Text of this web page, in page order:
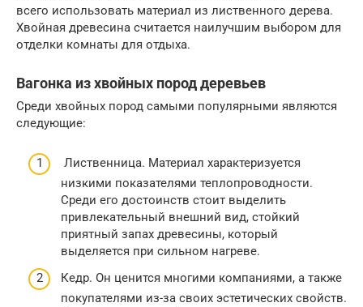
всего использовать материал из лиственного дерева.
Хвойная древесина считается наилучшим выбором для
отделки комнаты для отдыха.
Вагонка из хвойных пород деревьев
Среди хвойных пород самыми популярными являются
следующие:
Лиственница. Материал характеризуется
низкими показателями теплопроводности.
Среди его достоинств стоит выделить
привлекательный внешний вид, стойкий
приятный запах древесины, который
выделяется при сильном нагреве.
Кедр. Он ценится многими компаниями, а также
покупателями из-за своих эстетических свойств.